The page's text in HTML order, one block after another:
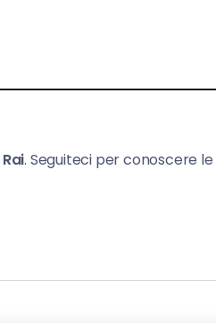
Rai. Seguiteci per conoscere le